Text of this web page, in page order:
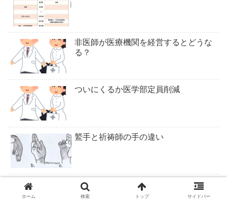
非医師が医療機関を経営するとどうな
る？
ついにくるか医学部定員削減
鷲手と祈祷師の手の違い
ロキソニンテープは腰痛症に適応なし
ホーム 検索 トップ サイドバー